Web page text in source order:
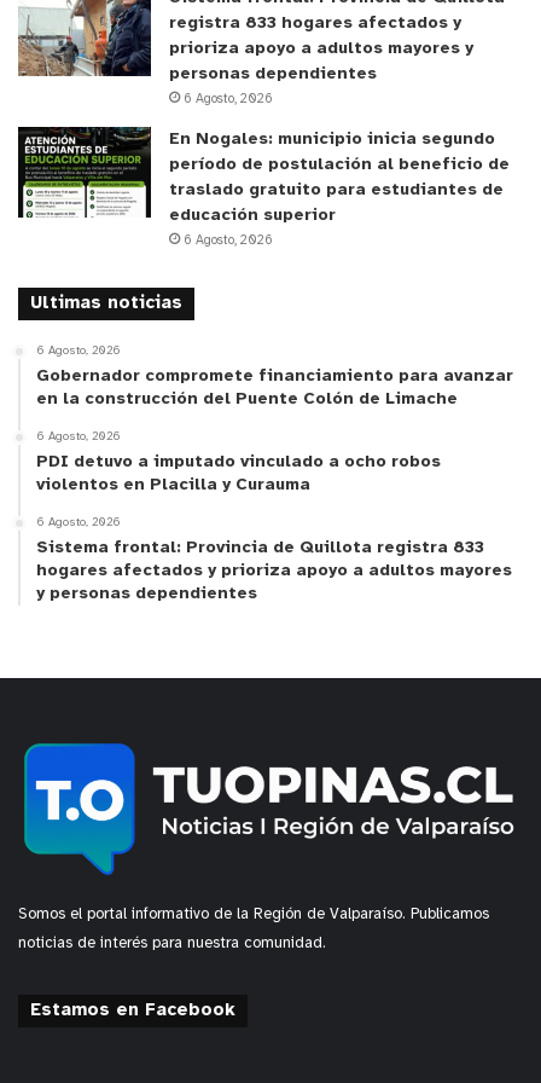
y tú, ¿qué opinas?
registra 833 hogares afectados y
prioriza apoyo a adultos mayores y
personas dependientes
6 Agosto, 2026
En Nogales: municipio inicia segundo
período de postulación al beneficio de
traslado gratuito para estudiantes de
educación superior
6 Agosto, 2026
Ultimas noticias
6 Agosto, 2026
Gobernador compromete financiamiento para avanzar
en la construcción del Puente Colón de Limache
6 Agosto, 2026
PDI detuvo a imputado vinculado a ocho robos
violentos en Placilla y Curauma
6 Agosto, 2026
Sistema frontal: Provincia de Quillota registra 833
hogares afectados y prioriza apoyo a adultos mayores
y personas dependientes
Somos el portal informativo de la Región de Valparaíso. Publicamos
noticias de interés para nuestra comunidad.
Estamos en Facebook